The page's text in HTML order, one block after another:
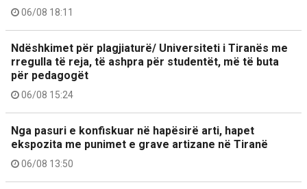
06/08 18:11
Ndëshkimet për plagjiaturë/ Universiteti i Tiranës me
rregulla të reja, të ashpra për studentët, më të buta
për pedagogët
06/08 15:24
Nga pasuri e konfiskuar në hapësirë arti, hapet
ekspozita me punimet e grave artizane në Tiranë
06/08 13:50